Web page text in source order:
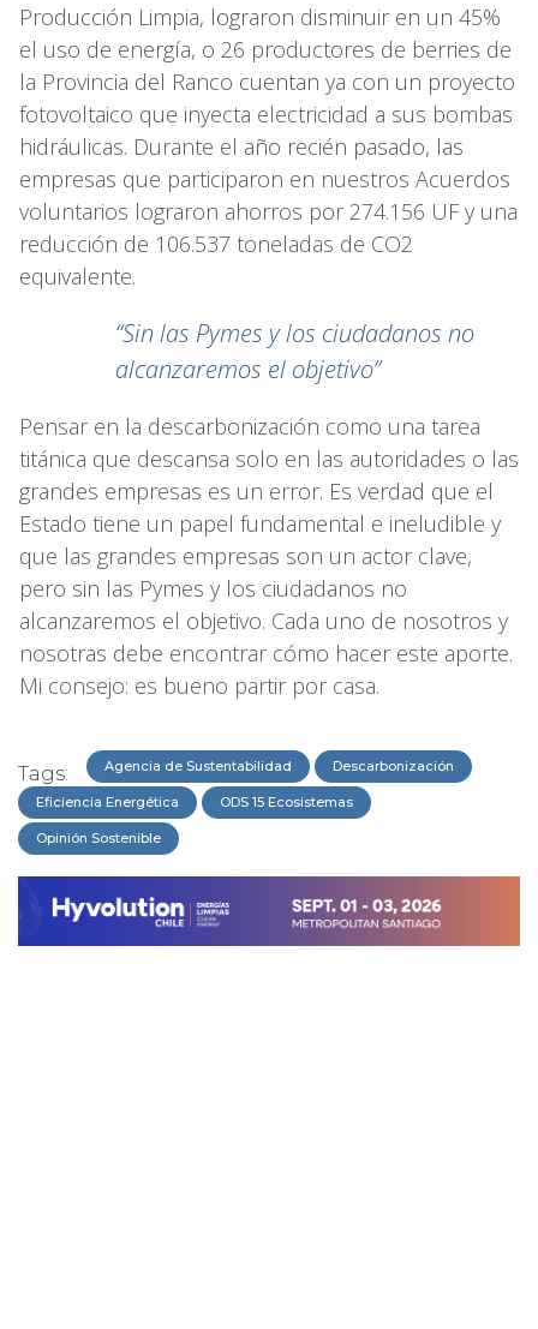
Producción Limpia, lograron disminuir en un 45%
el uso de energía, o 26 productores de berries de
la Provincia del Ranco cuentan ya con un proyecto
fotovoltaico que inyecta electricidad a sus bombas
hidráulicas. Durante el año recién pasado, las
empresas que participaron en nuestros Acuerdos
voluntarios lograron ahorros por 274.156 UF y una
reducción de 106.537 toneladas de CO2
equivalente.
“Sin las Pymes y los ciudadanos no
alcanzaremos el objetivo”
Pensar en la descarbonización como una tarea
titánica que descansa solo en las autoridades o las
grandes empresas es un error. Es verdad que el
Estado tiene un papel fundamental e ineludible y
que las grandes empresas son un actor clave,
pero sin las Pymes y los ciudadanos no
alcanzaremos el objetivo. Cada uno de nosotros y
nosotras debe encontrar cómo hacer este aporte.
Mi consejo: es bueno partir por casa.
Tags: Agencia de Sustentabilidad Descarbonización
Eficiencia Energética ODS 15 Ecosistemas
Opinión Sostenible